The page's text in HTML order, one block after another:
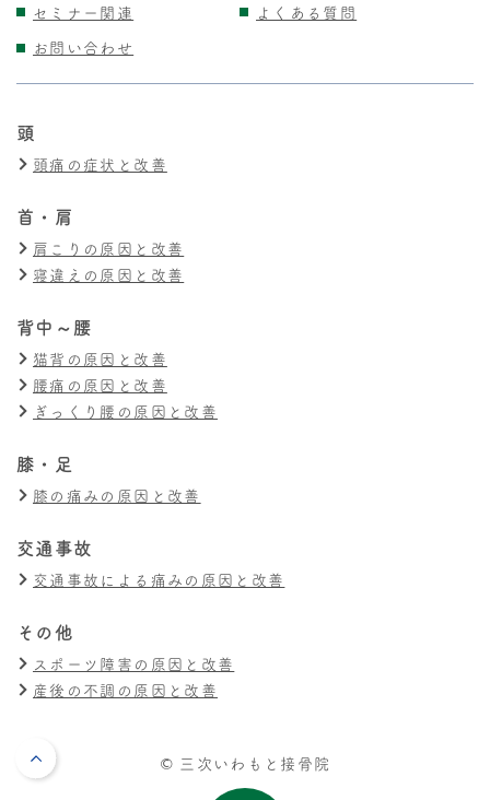
セミナー関連
よくある質問
お問い合わせ
頭
頭痛の症状と改善
首・肩
肩こりの原因と改善
寝違えの原因と改善
背中～腰
猫背の原因と改善
腰痛の原因と改善
ぎっくり腰の原因と改善
膝・足
膝の痛みの原因と改善
交通事故
交通事故による痛みの原因と改善
その他
スポーツ障害の原因と改善
産後の不調の原因と改善
© 三次いわもと接骨院